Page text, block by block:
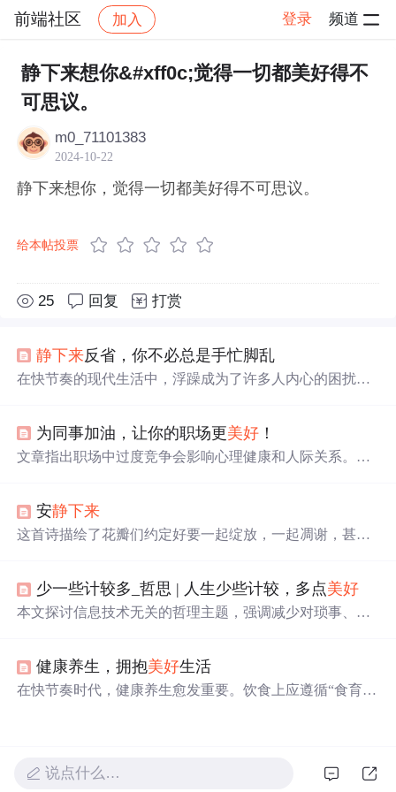
前端社区 加入 登录 频道
社区 前端社区 感慨 帖子详情
静下来想你&#xff0c;觉得一切都美好得不
可思议。
m0_71101383
2024-10-22
静下来想你，觉得一切都美好得不可思议。
给本帖投票
25 回复 打赏
静下来反省，你不必总是手忙脚乱
在快节奏的现代生活中，浮躁成为了许多人内心的困扰。
我控制、坚守信念和拒绝浮躁，培养乐观心态，学会调整
情绪，正确对待压力，以达到心灵的平和。
为同事加油，让你的职场更美好 ！
文章指出职场中过度竞争会影响心理健康和人际关系。竞
自己的成功，支持和为团队喝彩，还给出欣赏同事成功的
具体步骤，让职场更美好。
安静下来
这首诗描绘了花瓣们约定好要一起绽放，一起凋谢，甚至
珍惜。
少一些计较多_哲思 | 人生少些计较，多点美好
本文探讨信息技术无关的哲理主题，强调减少对琐事、得
手避免小事引发连锁负面后果；接纳不完美，将精力转向
发现生活美好 。文中援引丰子恺语录及马拉松冠军故事佐
健康养生，拥抱美好生活
在快节奏时代，健康养生愈发重要。饮食上应遵循“食育”
说点什么…